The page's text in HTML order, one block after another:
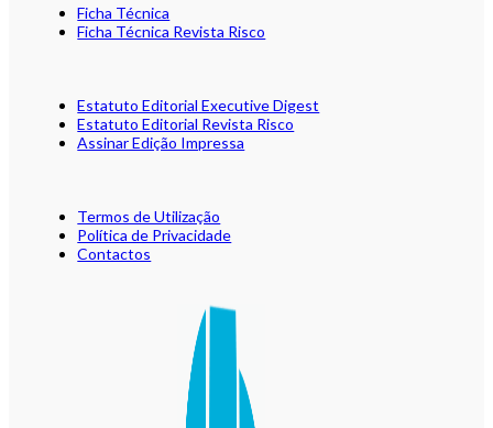
Ficha Técnica
Ficha Técnica Revista Risco
Estatuto Editorial Executive Digest
Estatuto Editorial Revista Risco
Assinar Edição Impressa
Termos de Utilização
Política de Privacidade
Contactos